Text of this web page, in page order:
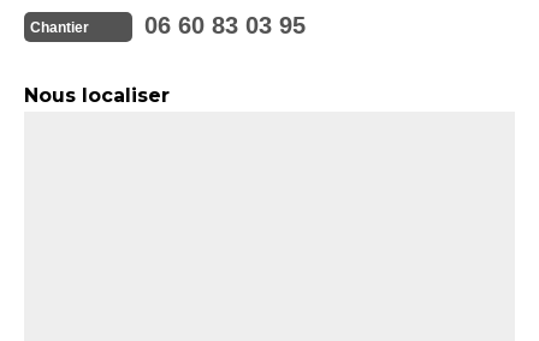
Chantier 06 60 83 03 95
Nous localiser